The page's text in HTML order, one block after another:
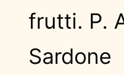
frutti. P.
Sardone